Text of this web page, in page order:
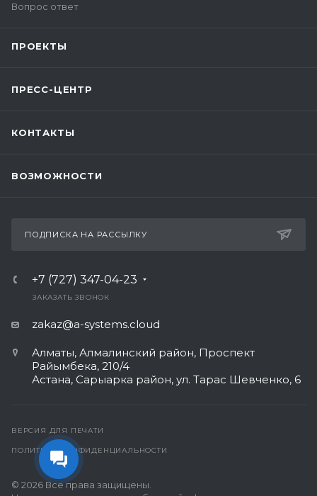
Вопрос ответ
ПРОЕКТЫ
ПРЕСС-ЦЕНТР
КОНТАКТЫ
ВОЗМОЖНОСТИ
ПОДПИСКА НА РАССЫЛКУ
+7 (727) 347-04-23
ЗАКАЗАТЬ ЗВОНОК
zakaz@a-systems.cloud
Алматы, ​Алмалинский район, Проспект
Райымбека, 210/4
Астана, Сарыарка район, ул. Тарас Шевченко, 6​
ВЕРСИЯ ДЛЯ ПЕЧАТИ
ПОЛИТИКА КОНФИДЕНЦИАЛЬНОСТИ
© 2026 Все права защищены.